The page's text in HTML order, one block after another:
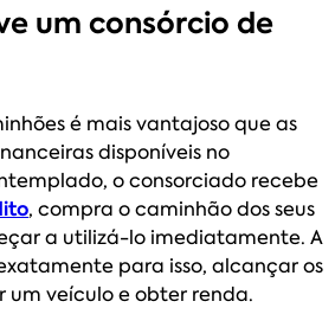
um consórcio de
é mais vantajoso que as
disponíveis no
o consorciado recebe
, compra o caminhão dos seus
a utilizá-lo imediatamente. A
para isso, alcançar os
um veículo e obter renda.